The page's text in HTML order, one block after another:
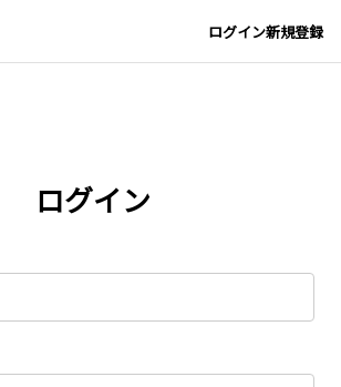
ログイン新規登録
ログイン